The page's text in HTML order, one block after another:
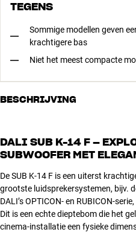
TEGENS
Sommige modellen geven
krachtigere bas
Niet het meest compacte
BESCHRIJVING
DALI SUB K-14 F –
SUBWOOFER MET
De SUB K-14 F is een uiterst
grootste luidsprekersystemen, bijv.
DALI’s OPTICON- en RUBICON-
Dit is een echte dieptebom die het
cinema-installatie een fysieke